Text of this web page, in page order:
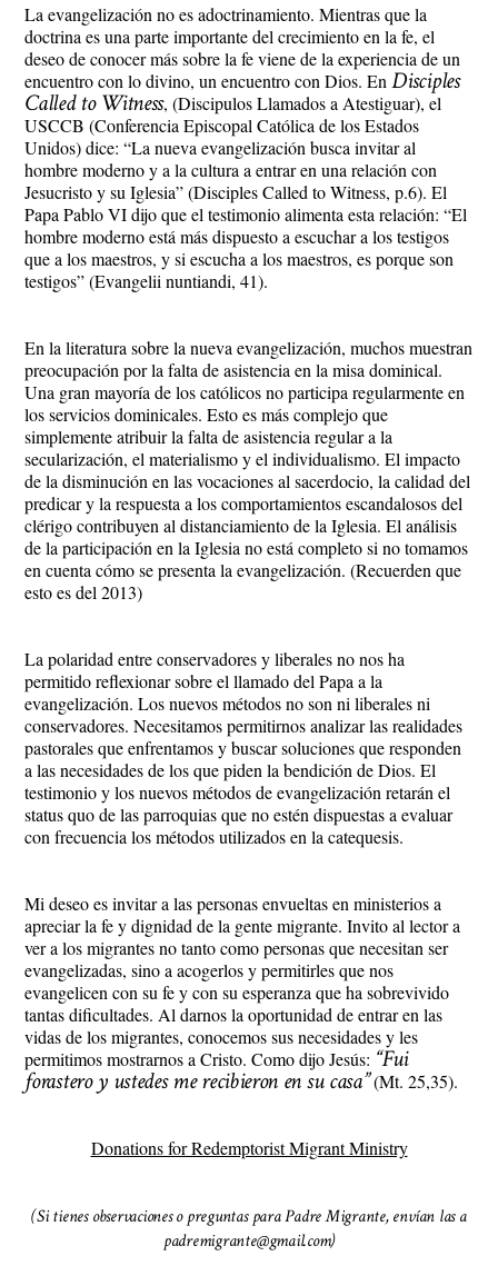
La evangelización no es adoctrinamiento. Mientras que la
doctrina es una parte importante del crecimiento en la fe, el
deseo de conocer más sobre la fe viene de la experiencia de un
encuentro con lo divino, un encuentro con Dios. En Disciples
Called to Witness, (Discipulos Llamados a Atestiguar), el
USCCB (Conferencia Episcopal Católica de los Estados
Unidos) dice: “La nueva evangelización busca invitar al
hombre moderno y a la cultura a entrar en una relación con
Jesucristo y su Iglesia” (Disciples Called to Witness, p.6). El
Papa Pablo VI dijo que el testimonio alimenta esta relación: “El
hombre moderno está más dispuesto a escuchar a los testigos
que a los maestros, y si escucha a los maestros, es porque son
testigos” (Evangelii nuntiandi, 41).
En la literatura sobre la nueva evangelización, muchos muestran
preocupación por la falta de asistencia en la misa dominical.
Una gran mayoría de los católicos no participa regularmente en
los servicios dominicales. Esto es más complejo que
simplemente atribuir la falta de asistencia regular a la
secularización, el materialismo y el individualismo. El impacto
de la disminución en las vocaciones al sacerdocio, la calidad del
predicar y la respuesta a los comportamientos escandalosos del
clérigo contribuyen al distanciamiento de la Iglesia. El análisis
de la participación en la Iglesia no está completo si no tomamos
en cuenta cómo se presenta la evangelización. (Recuerden que
esto es del 2013)
La polaridad entre conservadores y liberales no nos ha
permitido reflexionar sobre el llamado del Papa a la
evangelización. Los nuevos métodos no son ni liberales ni
conservadores. Necesitamos permitirnos analizar las realidades
pastorales que enfrentamos y buscar soluciones que responden
a las necesidades de los que piden la bendición de Dios. El
testimonio y los nuevos métodos de evangelización retarán el
status quo de las parroquias que no estén dispuestas a evaluar
con frecuencia los métodos utilizados en la catequesis.
Mi deseo es invitar a las personas envueltas en ministerios a
apreciar la fe y dignidad de la gente migrante. Invito al lector a
ver a los migrantes no tanto como personas que necesitan ser
evangelizadas, sino a acogerlos y permitirles que nos
evangelicen con su fe y con su esperanza que ha sobrevivido
tantas dificultades. Al darnos la oportunidad de entrar en las
vidas de los migrantes, conocemos sus necesidades y les
permitimos mostrarnos a Cristo. Como dijo Jesús: “Fui
forastero y ustedes me recibieron en su casa”(Mt. 25,35).
Donations for Redemptorist Migrant Ministry
(Si tienes observaciones o preguntas para Padre Migrante, envían las a
padremigrante@gmail.com)